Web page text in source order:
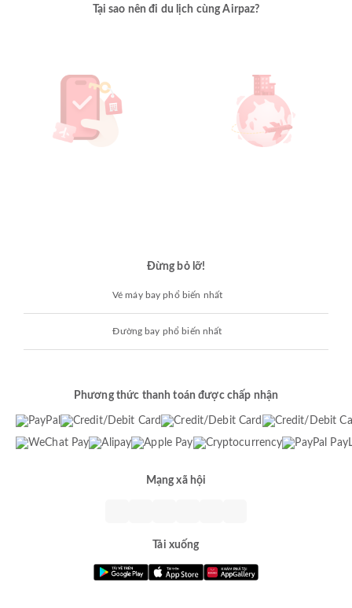
Tại sao nên đi du lịch cùng Airpaz?
Đừng bỏ lỡ!
Vé máy bay phổ biến nhất
Đường bay phổ biến nhất
Phương thức thanh toán được chấp nhận
Mạng xã hội
Tải xuống